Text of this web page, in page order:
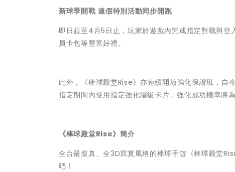
新球季開戰 連假特別活動同步開跑
即日起至4月5日止，玩家於遊戲內完成指定對戰與
員卡包等豐富好禮。
此外，《棒球殿堂Rise》亦連續開放強化保證班，
指定期間內使用指定強化階級卡片，強化成功機率將為
《棒球殿堂Rise》簡介
全台最擬真、全3D寫實風格的棒球手遊《棒球殿堂
吧！